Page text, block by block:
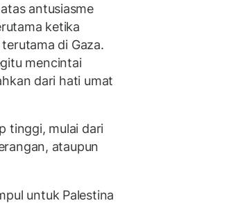
antusiasme
ketika
di Gaza.
mencintai
dari hati umat
tinggi, mulai dari
ataupun
untuk Palestina